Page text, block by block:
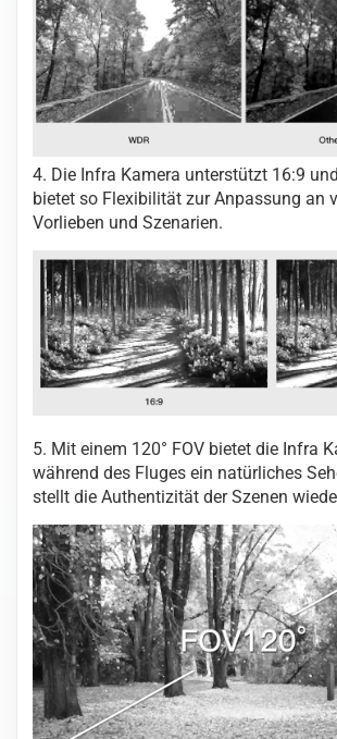
4. Die Infra Kamera unterstützt 16:9
bietet so Flexibilität zur Anpassung an
Vorlieben und Szenarien.
5. Mit einem 120° FOV bietet die Infra
während des Fluges ein natürliches
stellt die Authentizität der Szenen